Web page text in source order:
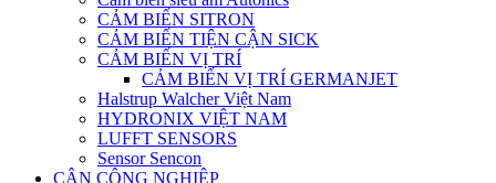
CẢM BIẾN SITRON
CẢM BIẾN TIỆN CẬN SICK
CẢM BIẾN VỊ TRÍ
CẢM BIẾN VỊ TRÍ GERMANJET
Halstrup Walcher Việt Nam
HYDRONIX VIỆT NAM
LUFFT SENSORS
Sensor Sencon
CÂN CÔNG NGHIỆP